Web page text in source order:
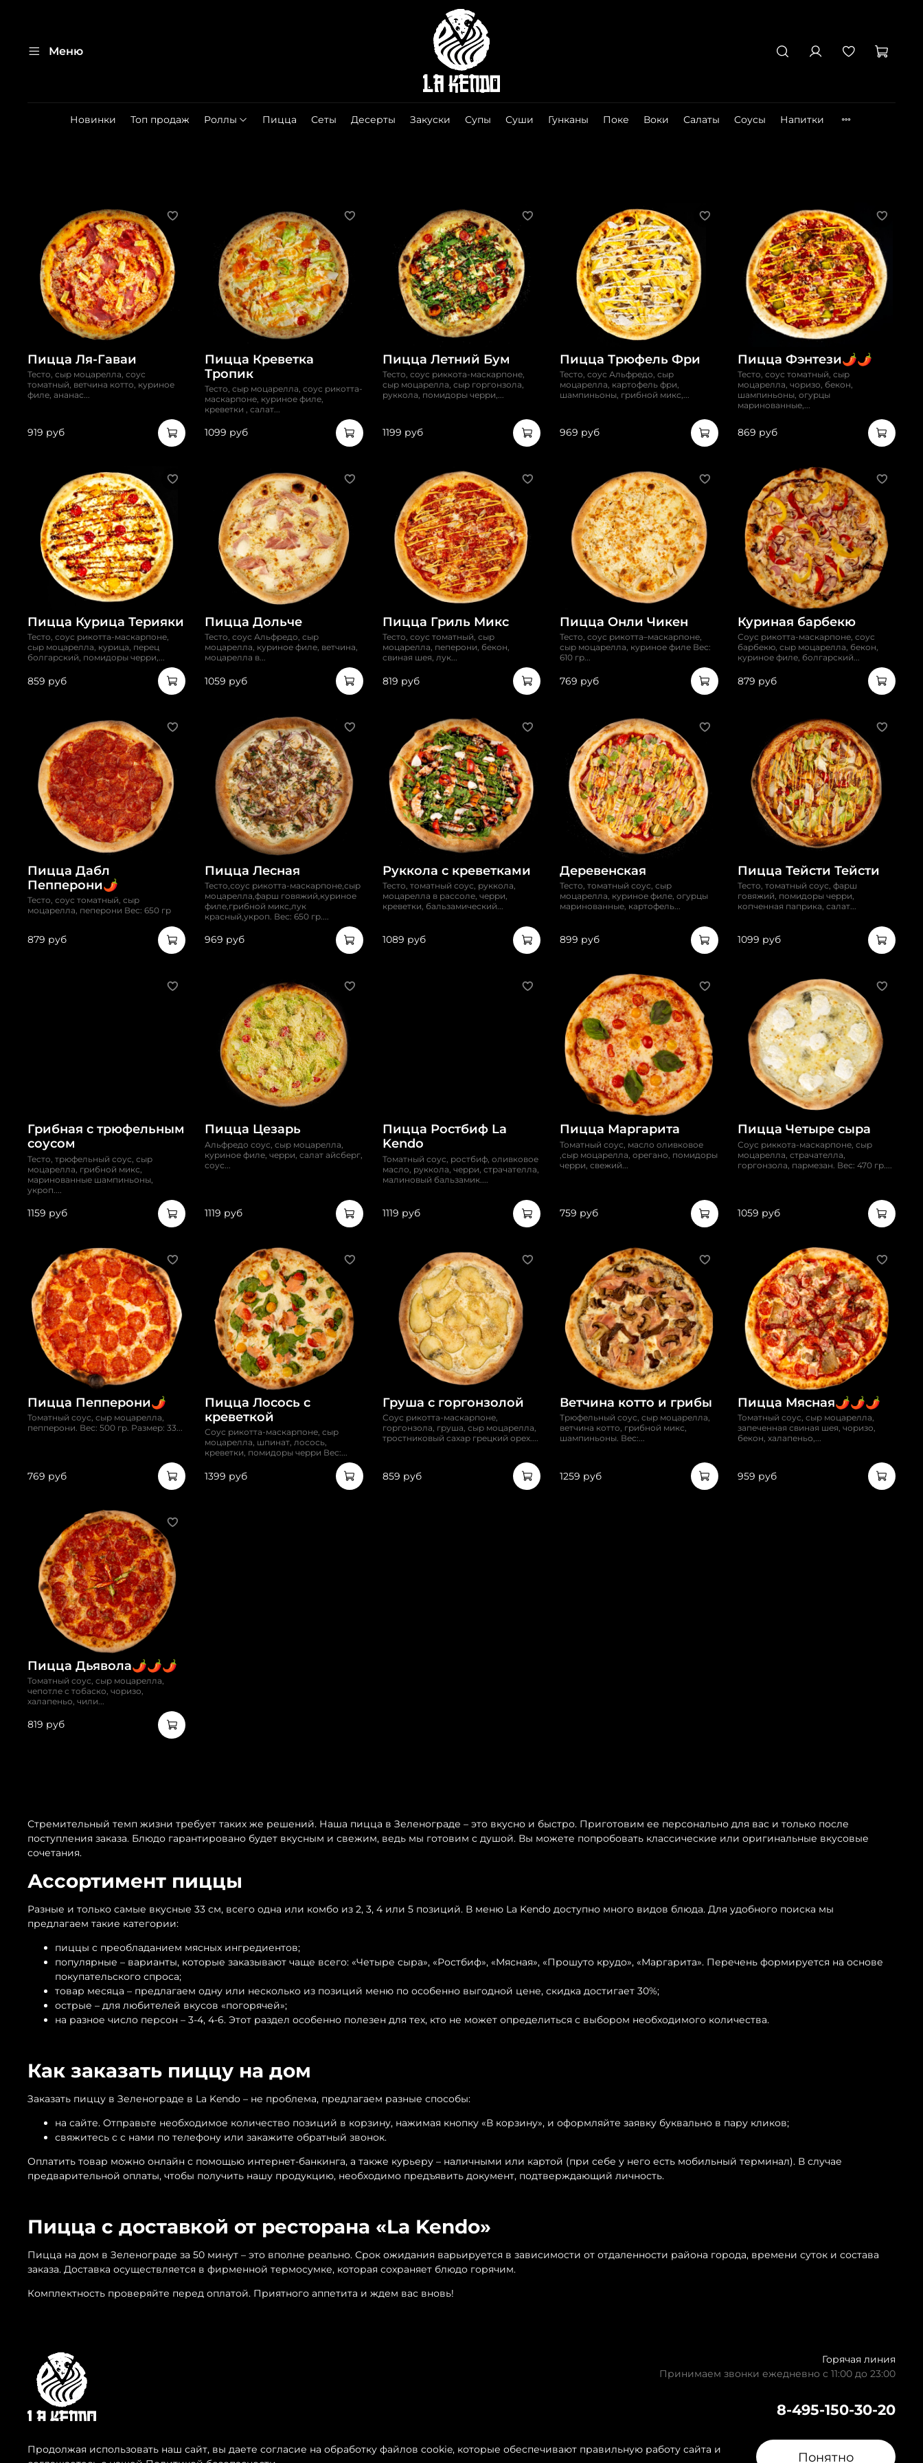
Меню
Новинки Топ продаж Роллы Пицца Сеты Десерты Закуски Супы Суши Гунканы Поке Воки Салаты Cоусы Напитки
Пицца Ля-Гаваи
Тесто, сыр моцарелла, соус
томатный, ветчина котто, куриное
филе, ананас...
919 руб
Пицца Креветка
Тропик
Тесто, сыр моцарелла, соус рикотта-
маскарпоне, куриное филе,
креветки , салат...
1099 руб
Пицца Летний Бум
Тесто, соус риккота-маскарпоне,
сыр моцарелла, сыр горгонзола,
руккола, помидоры черри,...
1199 руб
Пицца Трюфель Фри
Тесто, соус Альфредо, сыр
моцарелла, картофель фри,
шампиньоны, грибной микс,...
969 руб
Пицца Фэнтези🌶️🌶️
Тесто, соус томатный, сыр
моцарелла, чоризо, бекон,
шампиньоны, огурцы
маринованные,...
869 руб
Пицца Курица Терияки
Тесто, соус рикотта-маскарпоне,
сыр моцарелла, курица, перец
болгарский, помидоры черри,...
859 руб
Пицца Дольче
Тесто, соус Альфредо, сыр
моцарелла, куриное филе, ветчина,
моцарелла в...
1059 руб
Пицца Гриль Микс
Тесто, соус томатный, сыр
моцарелла, пеперони, бекон,
свиная шея, лук...
819 руб
Пицца Онли Чикен
Тесто, соус рикотта–маскарпоне,
сыр моцарелла, куриное филе Вес:
610 гр...
769 руб
Куриная барбекю
Соус рикотта-маскарпоне, соус
барбекю, сыр моцарелла, бекон,
куриное филе, болгарский...
879 руб
Пицца Дабл
Пепперони🌶️
Тесто, соус томатный, сыр
моцарелла, пеперони Вес: 650 гр
879 руб
Пицца Лесная
Тесто,соус рикотта-маскарпоне,сыр
моцарелла,фарш говяжий,куриное
филе,грибной микс,лук
красный,укроп. Вес: 650 гр....
969 руб
Руккола с креветками
Тесто, томатный соус, руккола,
моцарелла в рассоле, черри,
креветки, бальзамический...
1089 руб
Деревенская
Тесто, томатный соус, сыр
моцарелла, куриное филе, огурцы
маринованные, картофель...
899 руб
Пицца Тейсти Тейсти
Тесто, томатный соус, фарш
говяжий, помидоры черри,
копченная паприка, салат...
1099 руб
Грибная с трюфельным
соусом
Тесто, трюфельный соус, сыр
моцарелла, грибной микс,
маринованные шампиньоны,
укроп....
1159 руб
Пицца Цезарь
Альфредо соус, сыр моцарелла,
куриное филе, черри, салат айсберг,
соус...
1119 руб
Пицца Ростбиф La
Kendo
Томатный соус, ростбиф, оливковое
масло, руккола, черри, страчателла,
малиновый бальзамик....
1119 руб
Пицца Маргарита
Томатный соус, масло оливковое
,сыр моцарелла, орегано, помидоры
черри, свежий...
759 руб
Пицца Четыре сыра
Соус риккота-маскарпоне, сыр
моцарелла, страчателла,
горгонзола, пармезан. Вес: 470 гр....
1059 руб
Пицца Пепперони🌶️
Томатный соус, сыр моцарелла,
пепперони. Вес: 500 гр. Размер: 33...
769 руб
Пицца Лосось с
креветкой
Соус рикотта-маскарпоне, сыр
моцарелла, шпинат, лосось,
креветки, помидоры черри Вес:...
1399 руб
Груша c горгонзолой
Соус рикотта-маскарпоне,
горгонзола, груша, сыр моцарелла,
тростниковый сахар грецкий орех....
859 руб
Ветчина котто и грибы
Трюфельный соус, сыр моцарелла,
ветчина котто, грибной микс,
шампиньоны. Вес:...
1259 руб
Пицца Мясная🌶️🌶️🌶️
Томатный соус, сыр моцарелла,
запеченная свиная шея, чоризо,
бекон, халапеньо,...
959 руб
Пицца Дьявола🌶️🌶️🌶️
Томатный соус, сыр моцарелла,
чепотле с тобаско, чоризо,
халапеньо, чили...
819 руб
Стремительный темп жизни требует таких же решений. Наша пицца в Зеленограде – это вкусно и быстро. Приготовим ее персонально для вас и только после
поступления заказа. Блюдо гарантировано будет вкусным и свежим, ведь мы готовим с душой. Вы можете попробовать классические или оригинальные вкусовые
сочетания.
Ассортимент пиццы
Разные и только самые вкусные 33 см, всего одна или комбо из 2, 3, 4 или 5 позиций. В меню La Kendo доступно много видов блюда. Для удобного поиска мы
предлагаем такие категории:
пиццы с преобладанием мясных ингредиентов;
популярные – варианты, которые заказывают чаще всего: «Четыре сыра», «Ростбиф», «Мясная», «Прошуто крудо», «Маргарита». Перечень формируется на основе
покупательского спроса;
товар месяца – предлагаем одну или несколько из позиций меню по особенно выгодной цене, скидка достигает 30%;
острые – для любителей вкусов «погорячей»;
на разное число персон – 3-4, 4-6. Этот раздел особенно полезен для тех, кто не может определиться с выбором необходимого количества.
Как заказать пиццу на дом
Заказать пиццу в Зеленограде в La Kendo – не проблема, предлагаем разные способы:
на сайте. Отправьте необходимое количество позиций в корзину, нажимая кнопку «В корзину», и оформляйте заявку буквально в пару кликов;
свяжитесь с с нами по телефону или закажите обратный звонок.
Оплатить товар можно онлайн с помощью интернет-банкинга, а также курьеру – наличными или картой (при себе у него есть мобильный терминал). В случае
предварительной оплаты, чтобы получить нашу продукцию, необходимо предъявить документ, подтверждающий личность.
Пицца с доставкой от ресторана «La Kendo»
Пицца на дом в Зеленограде за 50 минут – это вполне реально. Срок ожидания варьируется в зависимости от отдаленности района города, времени суток и состава
заказа. Доставка осуществляется в фирменной термосумке, которая сохраняет блюдо горячим.
Комплектность проверяйте перед оплатой. Приятного аппетита и ждем вас вновь!
Горячая линия
Принимаем звонки ежедневно с 11:00 до 23:00
8-495-150-30-20
Политика конфиденциальности и оферта Пользовательское соглашение Обратная связь Контакты
Продолжая использовать наш сайт, вы даете согласие на обработку файлов cookie, которые обеспечивают правильную работу сайта и
Понятно